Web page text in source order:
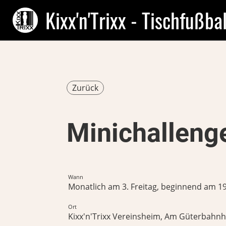
Kixx'n'Trixx -
Zurück
Wann
Monatlich am 3. Freitag, beginnend am
Ort
Kixx'n'Trixx Vereinsheim, Am